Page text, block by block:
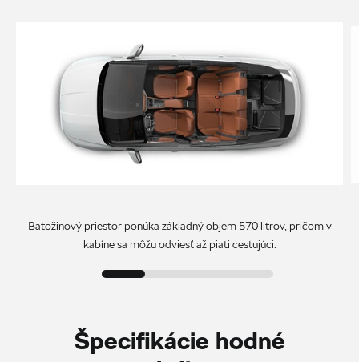
Batožinový priestor ponúka základný objem 570 litrov, pričom v
kabíne sa môžu odviesť až piati cestujúci.
Špecifikácie hodné